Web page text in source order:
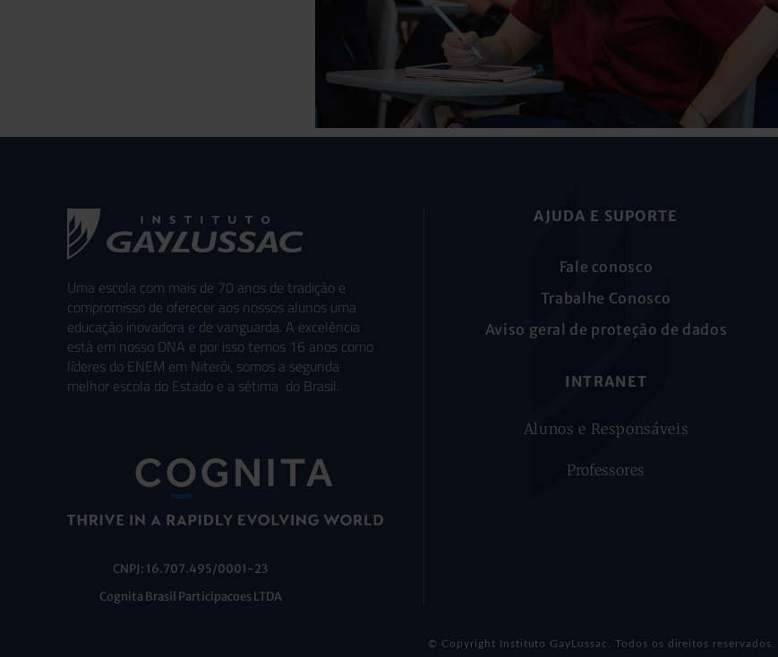
Uma escola com mais de 70 anos de tradição e
compromisso de oferecer aos nossos alunos uma
educação inovadora e de vanguarda. A excelência
está em nosso DNA e por isso temos 16 anos como
líderes do ENEM em Niterói, somos a segunda
melhor escola do Estado e a sétima do Brasil.
CNPJ: 16.707.495/0001-23
Cognita Brasil Participacoes LTDA
AJUDA E SUPORTE
Fale conosco
Trabalhe Conosco
Aviso geral de proteção de dados
INTRANET
Alunos e Responsáveis
Professores
© Copyright Instituto GayLussac. Todos os direitos reservados.